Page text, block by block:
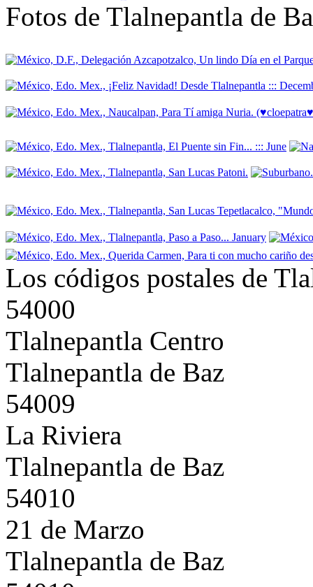
Fotos de Tlalnepantla de
Los códigos postales de
54000
Tlalnepantla Centro
Tlalnepantla de Baz
54009
La Riviera
Tlalnepantla de Baz
54010
21 de Marzo
Tlalnepantla de Baz